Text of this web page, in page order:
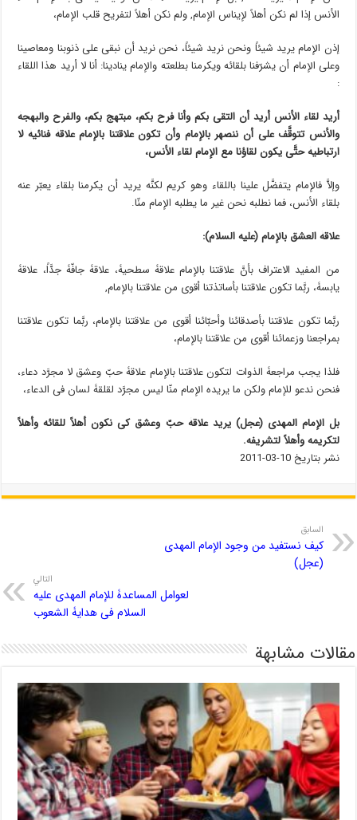
الأنس إذا لم نکن أهلاً لإیناس الإمام, ولم نکن أهلاً لتفریح قلب الإمام،
إذن الإمام یرید شیئاً ونحن نرید شیئاً، نحن نرید أن نبقى على ذنوبنا ومعاصینا
وعلى الإمام أن یشرّفنا بلقائه ویکرمنا بطلعته والإمام ینادینا: أنا لا أرید هذا اللقاء
:
أرید لقاء الأنس أرید أن التقی بکم وأنا فرح بکم، مبتهج بکم، والفرح والبهجۀ
والأنس تتوقَّف على أن ننصهر بالإمام وأن تکون علاقتنا بالإمام علاقۀ فنائیۀ لا
ارتباطیۀ حتَّى یکون لقاؤنا مع الإمام لقاء الأنس،
وإلاَّ فالإمام یتفضَّل علینا باللقاء وهو کریم لکنَّه یرید أن یکرمنا بلقاء یعبّر عنه
بلقاء الأنس، فما نطلبه نحن غیر ما یطلبه الإمام منّا.
علاقۀ العشق بالإمام (علیه السلام):
من المفید الاعتراف بأنَّ علاقتنا بالإمام علاقۀ سطحیۀ، علاقۀ جافّۀ جدَّاً، علاقۀ
یابسۀ، ربَّما تکون علاقتنا بأساتذتنا أقوى من علاقتنا بالإمام,
ربَّما تکون علاقتنا بأصدقائنا وأحبّائنا أقوى من علاقتنا بالإمام، ربَّما تکون علاقتنا
بمراجعنا وزعمائنا أقوى من علاقتنا بالإمام،
فلذا یجب مراجعۀ الذوات لتکون علاقتنا بالإمام علاقۀ حبّ وعشق لا مجرَّد دعاء،
فنحن ندعو للإمام ولکن ما یریده الإمام منّا لیس مجرَّد لقلقۀ لسان فی الدعاء،
بل الإمام المهدی (عجل) یرید علاقۀ حبّ وعشق کی نکون أهلاً للقائه وأهلاً
لتکریمه وأهلاً لتشریفه.
نشر بتاریخ 10-03-2011
السابق
کیف نستفید من وجود الإمام المهدی
(عجل)
التالي
لعوامل المساعدۀ للإمام المهدی علیه
السلام فی هدایۀ الشعوب
مقالات مشابهة